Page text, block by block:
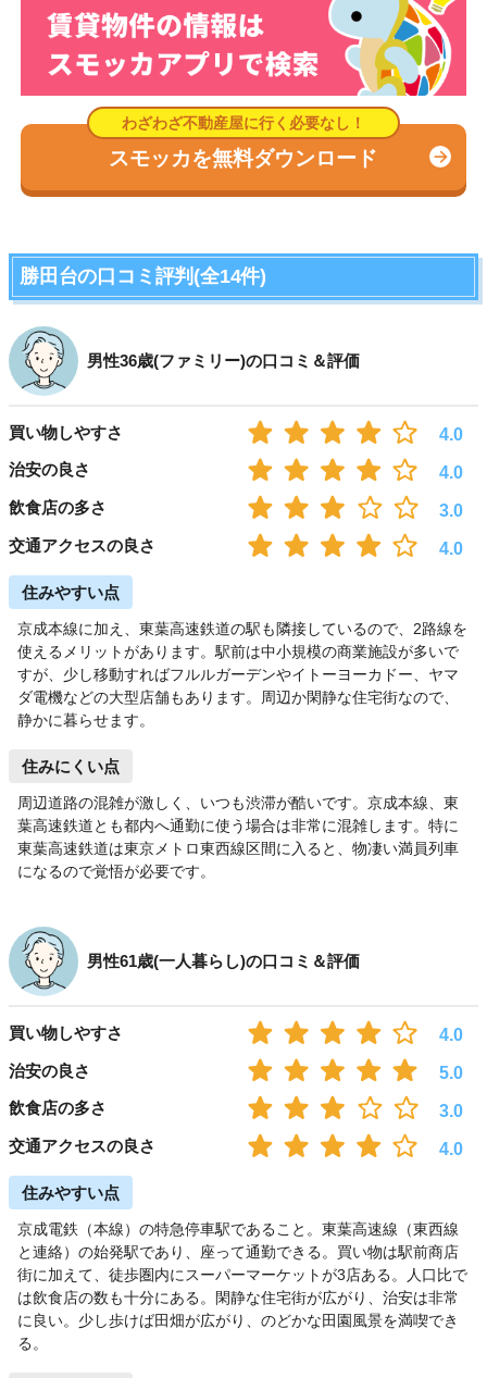
スモッカを無料ダウンロード
勝田台の口コミ評判(全14件)
男性36歳(ファミリー)の口コミ＆評価
買い物しやすさ
4.0
治安の良さ
4.0
飲食店の多さ
3.0
交通アクセスの良さ
4.0
住みやすい点
京成本線に加え、東葉高速鉄道の駅も隣接しているので、2路線を
使えるメリットがあります。駅前は中小規模の商業施設が多いで
すが、少し移動すればフルルガーデンやイトーヨーカドー、ヤマ
ダ電機などの大型店舗もあります。周辺か閑静な住宅街なので、
静かに暮らせます。
住みにくい点
周辺道路の混雑が激しく、いつも渋滞が酷いです。京成本線、東
葉高速鉄道とも都内へ通勤に使う場合は非常に混雑します。特に
東葉高速鉄道は東京メトロ東西線区間に入ると、物凄い満員列車
になるので覚悟が必要です。
男性61歳(一人暮らし)の口コミ＆評価
買い物しやすさ
4.0
治安の良さ
5.0
飲食店の多さ
3.0
交通アクセスの良さ
4.0
住みやすい点
京成電鉄（本線）の特急停車駅であること。東葉高速線（東西線
と連絡）の始発駅であり、座って通勤できる。買い物は駅前商店
街に加えて、徒歩圏内にスーパーマーケットが3店ある。人口比で
は飲食店の数も十分にある。閑静な住宅街が広がり、治安は非常
に良い。少し歩けば田畑が広がり、のどかな田園風景を満喫でき
る。